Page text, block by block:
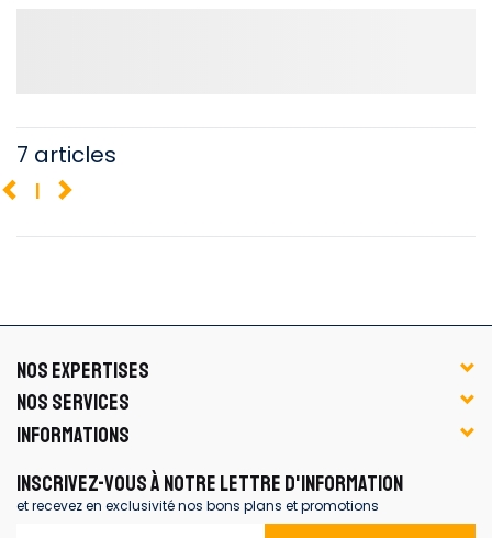
7 articles
1
NOS EXPERTISES
NOS SERVICES
INFORMATIONS
INSCRIVEZ-VOUS À NOTRE LETTRE D'INFORMATION
et recevez en exclusivité nos bons plans et promotions